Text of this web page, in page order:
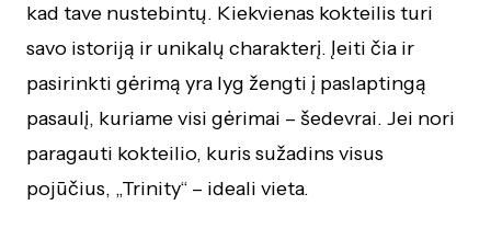
kad tave nustebintų. Kiekvienas kokteilis turi
savo istoriją ir unikalų charakterį. Įeiti čia ir
pasirinkti gėrimą yra lyg žengti į paslaptingą
pasaulį, kuriame visi gėrimai – šedevrai. Jei nori
paragauti kokteilio, kuris sužadins visus
pojūčius, „Trinity“ – ideali vieta.